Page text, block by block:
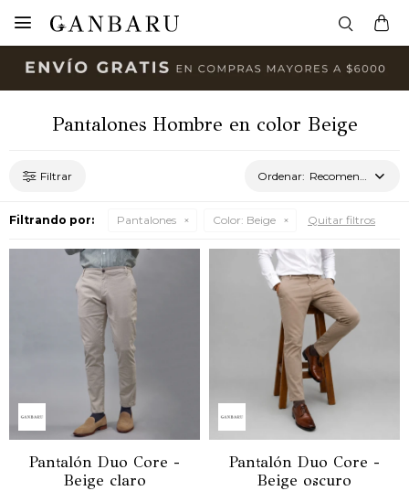

Pantalones Hombre en color Beige
Recomendados
Filtrando por: Pantalones Color: Beige Quitar filtros
Pantalón Duo Core -
Beige claro
Pantalón Duo Core -
Beige oscuro